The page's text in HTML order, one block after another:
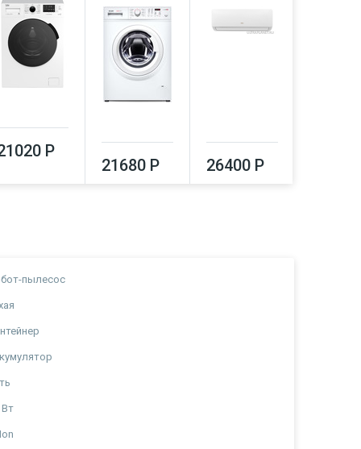
Р
21680 Р 26400 Р
пылесос
Вт